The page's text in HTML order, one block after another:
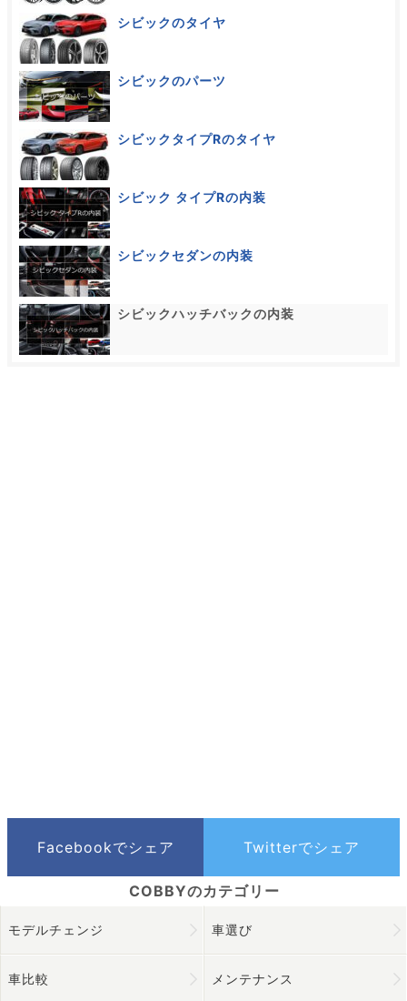
シビックのタイヤ
シビックのパーツ
シビックタイプRのタイヤ
シビック タイプRの内装
シビックセダンの内装
シビックハッチバックの内装
モデルチェンジ 車選び
車比較 メンテナンス